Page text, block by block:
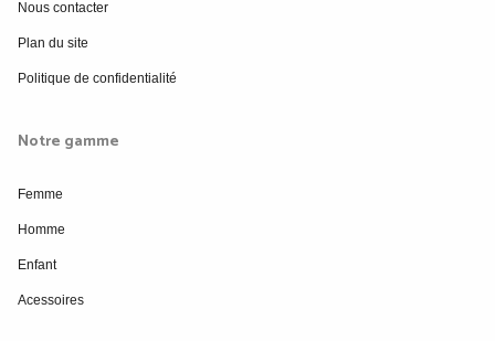
Nous contacter
Plan du site
Politique de confidentialité
Notre gamme
Femme
Homme
Enfant
Acessoires